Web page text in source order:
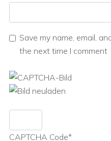
Save my name, email,
the next time I comment
CAPTCHA Code*